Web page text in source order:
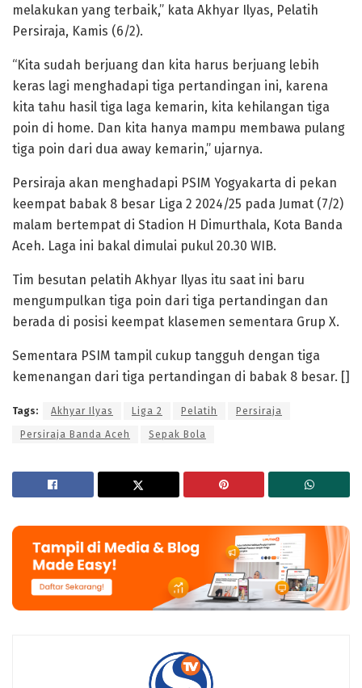
melakukan yang terbaik,” kata Akhyar Ilyas, Pelatih
Persiraja, Kamis (6/2).
“Kita sudah berjuang dan kita harus berjuang lebih
keras lagi menghadapi tiga pertandingan ini, karena
kita tahu hasil tiga laga kemarin, kita kehilangan tiga
poin di home. Dan kita hanya mampu membawa pulang
tiga poin dari dua away kemarin,” ujarnya.
Persiraja akan menghadapi PSIM Yogyakarta di pekan
keempat babak 8 besar Liga 2 2024/25 pada Jumat (7/2)
malam bertempat di Stadion H Dimurthala, Kota Banda
Aceh. Laga ini bakal dimulai pukul 20.30 WIB.
Tim besutan pelatih Akhyar Ilyas itu saat ini baru
mengumpulkan tiga poin dari tiga pertandingan dan
berada di posisi keempat klasemen sementara Grup X.
Sementara PSIM tampil cukup tangguh dengan tiga
kemenangan dari tiga pertandingan di babak 8 besar. []
Tags: Akhyar Ilyas Liga 2 Pelatih Persiraja
Persiraja Banda Aceh Sepak Bola